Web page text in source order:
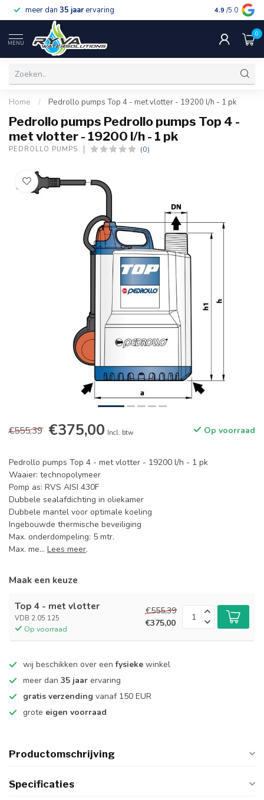
meer dan 35 jaarervaring gratis
4.9 /5.0
MENU
0
Home / Pedrollo pumps Top 4 - met vlotter - 19200 l/h - 1 pk
Pedrollo pumps Pedrollo pumps Top 4 -
met vlotter - 19200 l/h - 1 pk
PEDROLLO PUMPS (0)
€555,39 €375,00 Incl. btw Op voorraad
Pedrollo pumps Top 4 - met vlotter - 19200 l/h - 1 pk
Waaier: technopolymeer
Pomp as: RVS AISI 430F
Dubbele sealafdichting in oliekamer
Dubbele mantel voor optimale koeling
Ingebouwde thermische beveiliging
Max. onderdompeling: 5 mtr.
Max. me... Lees meer.
Maak een keuze
Top 4 - met vlotter
VDB 2.05.125
Op voorraad
€555,39
€375,00
wij beschikken over eenfysieke winkel
meer dan 35 jaar ervaring
gratis verzending vanaf 150 EUR
grote eigen voorraad
Productomschrijving
Specificaties